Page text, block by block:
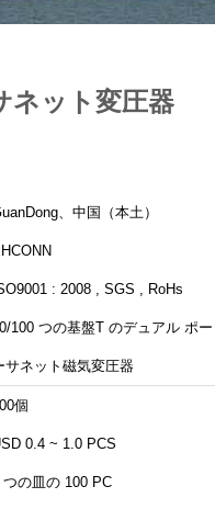
ネット変圧器
、中国（本土）
: 2008 , SGS , RoHs
100 つの基盤T のデュアル ポ
サネット磁気変圧器
個
0.4 ~ 1.0 PCS
つの皿の 100 PC